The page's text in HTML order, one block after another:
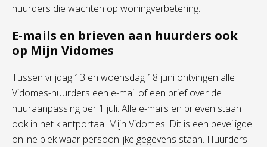
huurders die wachten op woningverbetering.
E-mails en brieven aan huurders ook
op Mijn Vidomes
Tussen vrijdag 13 en woensdag 18 juni ontvingen alle
Vidomes-huurders een e-mail of een brief over de
huuraanpassing per 1 juli. Alle e-mails en brieven staan
ook in het klantportaal Mijn Vidomes. Dit is een beveiligde
online plek waar persoonlijke gegevens staan. Huurders